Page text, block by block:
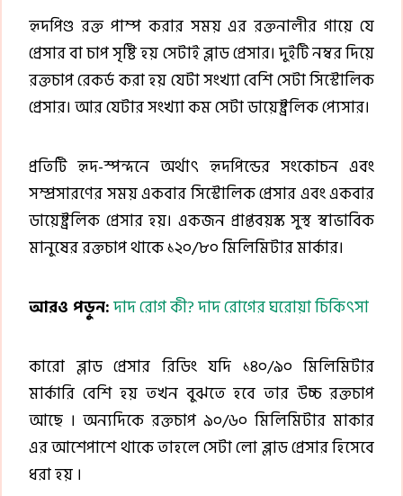
হৃদপিণ্ড রক্ত পাম্প করার সময় এর রক্তনালীর গায়ে যে
প্রেসার বা চাপ সৃষ্টি হয় সেটাই ব্লাড প্রেসার। দুইটি নম্বর দিয়ে
রক্তচাপ রেকর্ড করা হয় যেটা সংখ্যা বেশি সেটা সিস্টোলিক
প্রেসার। আর যেটার সংখ্যা কম সেটা ডায়েষ্ট্রলিক প্যেসার।
প্রতিটি হৃদ-স্পন্দনে অর্থাৎ হৃদপিন্ডের সংকোচন এবং
সম্প্রসারণের সময় একবার সিস্টোলিক প্রেসার এবং একবার
ডায়েষ্ট্রলিক প্রেসার হয়। একজন প্রাপ্তবয়স্ক সুস্থ স্বাভাবিক
মানুষের রক্তচাপ থাকে ১২০/৮০ মিলিমিটার মার্কার।
আরও পড়ুন:দাদ রোগ কী? দাদ রোগের ঘরোয়া চিকিৎসা
কারো ব্লাড প্রেসার রিডিং যদি ১৪০/৯০ মিলিমিটার
মার্কারি বেশি হয় তখন বুঝতে হবে তার উচ্চ রক্তচাপ
আছে । অন্যদিকে রক্তচাপ ৯০/৬০ মিলিমিটার মাকার
এর আশেপাশে থাকে তাহলে সেটা লো ব্লাড প্রেসার হিসেবে
ধরা হয় ।